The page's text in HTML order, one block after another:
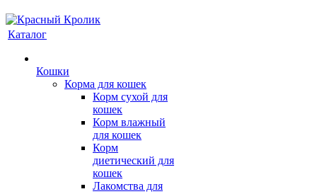
Каталог
Кошки
Корма для кошек
Корм сухой для
кошек
Корм влажный
для кошек
Корм
диетический для
кошек
Лакомства для